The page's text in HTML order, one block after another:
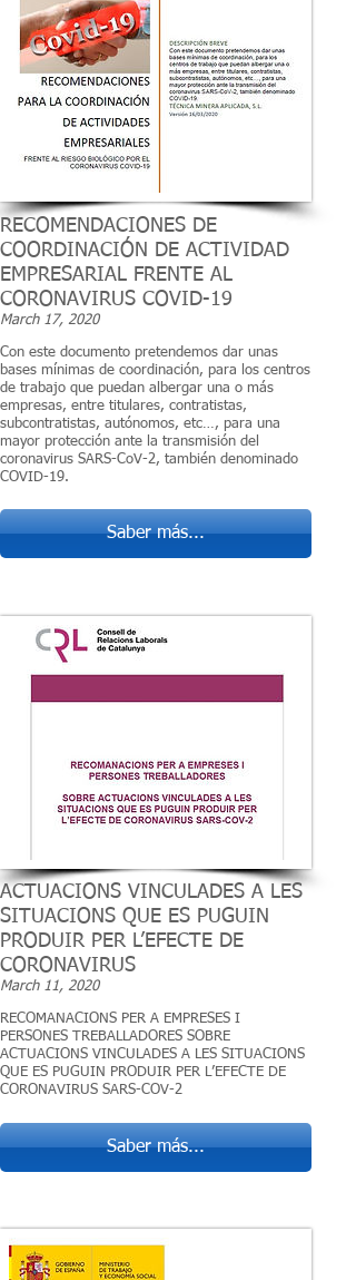
RECOMENDACIONES DE
COORDINACIÓN DE ACTIVIDAD
EMPRESARIAL FRENTE AL
CORONAVIRUS COVID-19
March 17, 2020
Con este documento pretendemos dar unas
bases mínimas de coordinación, para los centros
de trabajo que puedan albergar una o más
empresas, entre titulares, contratistas,
subcontratistas, autónomos, etc…, para una
mayor protección ante la transmisión del
coronavirus SARS-CoV-2, también denominado
COVID-19.
Saber más...
ACTUACIONS VINCULADES A LES
SITUACIONS QUE ES PUGUIN
PRODUIR PER L’EFECTE DE
CORONAVIRUS
March 11, 2020
RECOMANACIONS PER A EMPRESES I
PERSONES TREBALLADORES SOBRE
ACTUACIONS VINCULADES A LES SITUACIONS
QUE ES PUGUIN PRODUIR PER L’EFECTE DE
CORONAVIRUS SARS-COV-2
Saber más...